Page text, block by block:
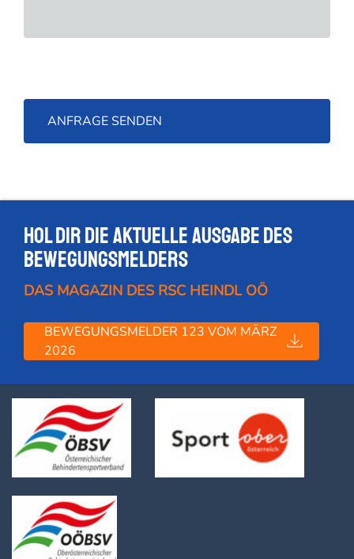
Hol dir die Aktuelle Ausgabe des
Bewegungsmelders
DAS MAGAZIN DES RSC HEINDL OÖ
BEWEGUNGSMELDER 123 VOM MÄRZ
2026